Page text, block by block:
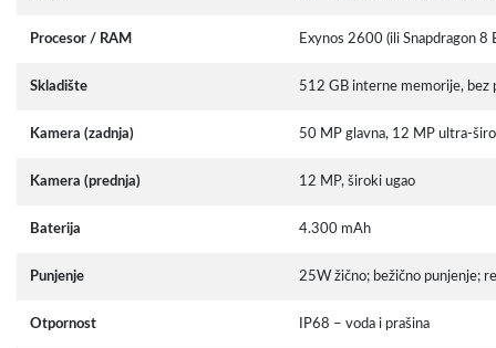
Procesor / RAM Exynos 2600 (ili Snapdragon
Skladište 512 GB interne memorije, bez
Kamera (zadnja) 50 MP glavna, 12 MP ultra-
Kamera (prednja) 12 MP, široki ugao
Baterija 4.300 mAh
Punjenje 25W žično; bežično punjenje;
Otpornost IP68 – voda i prašina